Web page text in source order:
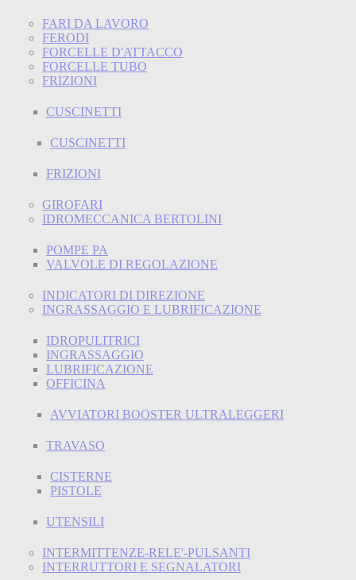
FARI DA LAVORO
FERODI
FORCELLE D'ATTACCO
FORCELLE TUBO
FRIZIONI
CUSCINETTI
CUSCINETTI
FRIZIONI
GIROFARI
IDROMECCANICA BERTOLINI
POMPE PA
VALVOLE DI REGOLAZIONE
INDICATORI DI DIREZIONE
INGRASSAGGIO E LUBRIFICAZIONE
IDROPULITRICI
INGRASSAGGIO
LUBRIFICAZIONE
OFFICINA
AVVIATORI BOOSTER ULTRALEGGERI
TRAVASO
CISTERNE
PISTOLE
UTENSILI
INTERMITTENZE-RELE'-PULSANTI
INTERRUTTORI E SEGNALATORI